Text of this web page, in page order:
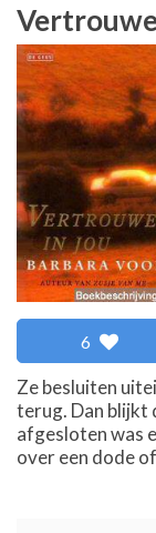
6
Ze besluiten
terug. Dan blijkt
afgesloten was
over een dode